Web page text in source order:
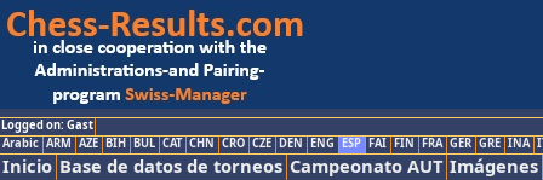
Logged on: Gast
Arabic ARM AZE BIH BUL CAT CHN CRO CZE DEN ENG ESP FAI FIN FRA GER GRE INA
Inicio Base de datos de torneos Campeonato AUT Imágenes